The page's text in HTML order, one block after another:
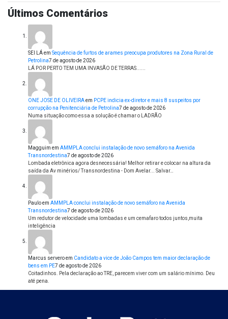
Últimos Comentários
SEI LÁem Sequência de furtos de arames preocupa produtores na Zona Rural de
Petrolina7 de agosto de 2026
LÁ POR PERTO TEM UMA INVASÃO DE TERRAS......
ONE JOSE DE OLIVEIRAem PCPE indicia ex-diretor e mais 8 suspeitos por
corrupção na Penitenciária de Petrolina7 de agosto de 2026
Numa situação como essa a solução é chamar o LADRÃO
Magguim em AMMPLA conclui instalação de novo semáforo na Avenida
Transnordestina7 de agosto de 2026
Lombada eletrônica agora desnecessária! Melhor retirar e colocar na altura da
saída da Av minérios/ Transnordestina - Dom Avelar... Salvar…
Pauloem AMMPLA conclui instalação de novo semáforo na Avenida
Transnordestina7 de agosto de 2026
Um redutor de velocidade uma lombadas e um cemafaro todos juntos,muita
inteligência
Marcus serveroem Candidato a vice de João Campos tem maior declaração de
bens em PE7 de agosto de 2026
Coitadinhos. Pela declaração ao TRE, parecem viver com um salário mínimo. Deu
até pena.